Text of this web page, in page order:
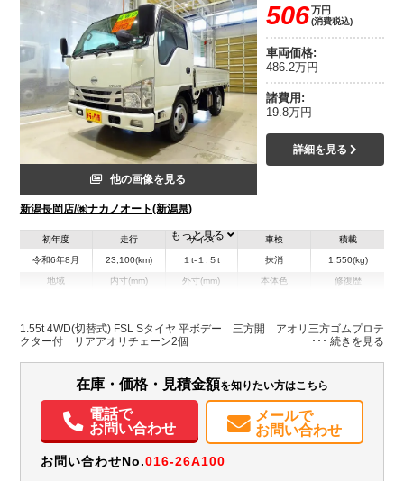
他の画像を見る
新潟長岡店/㈱ナカノオート(新潟県)
506万円
(消費税込)
車両価格:
486.2万円
諸費用:
19.8万円
詳細を見る
初年度
令和6年8月
走行
23,100(km)
サイズ
１t-１.５t
車検
抹消
積載
1,550(kg)
地域 内寸(mm)
H:380
外寸(mm)
H:1,990
本体色 修復歴
パワステ パワーウィンドウ ABS エアバッグ
集中ドアロック
電動格納ミラー
ETC バックモニター
取扱説明書（一部含む）
メンテナンスノート（保証書）
PMマフラー
もっと見る
1.55t 4WD(切替式) FSL Sタイヤ 平ボデー 三方開 アオリ三方ゴムプロテ
クター付 リアアオリチェーン2個
在庫・価格・見積金額を知りたい方はこちら
電話で
お問い合わせ
メールで
お問い合わせ
お問い合わせNo.016-26A100